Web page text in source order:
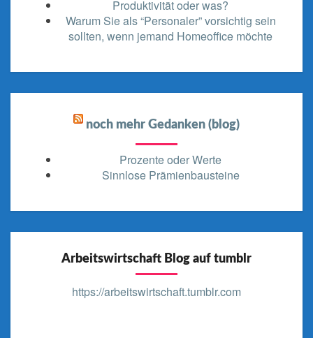
Produktivität oder was?
Warum Sie als “Personaler” vorsichtig sein
sollten, wenn jemand Homeoffice möchte
noch mehr Gedanken (blog)
Prozente oder Werte
Sinnlose Prämienbausteine
Arbeitswirtschaft Blog auf tumblr
https://arbeitswirtschaft.tumblr.com